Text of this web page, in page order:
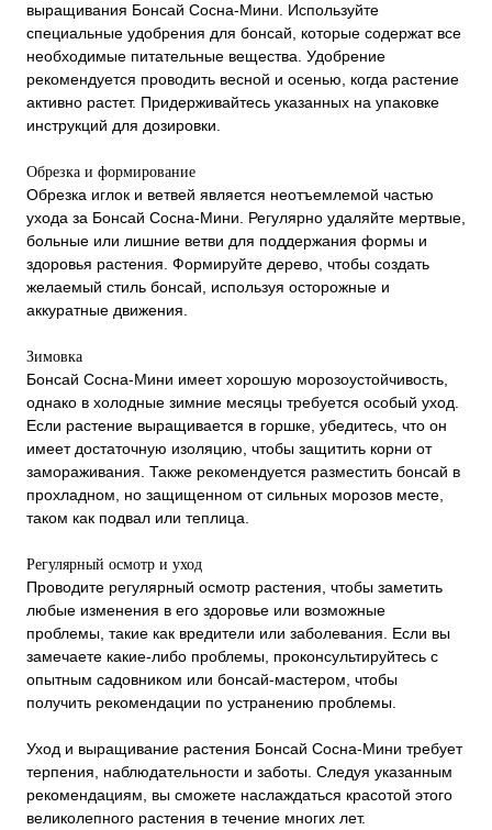
выращивания Бонсай Сосна-Мини. Используйте
специальные удобрения для бонсай, которые содержат все
необходимые питательные вещества. Удобрение
рекомендуется проводить весной и осенью, когда растение
активно растет. Придерживайтесь указанных на упаковке
инструкций для дозировки.
Обрезка и формирование
Обрезка иглок и ветвей является неотъемлемой частью
ухода за Бонсай Сосна-Мини. Регулярно удаляйте мертвые,
больные или лишние ветви для поддержания формы и
здоровья растения. Формируйте дерево, чтобы создать
желаемый стиль бонсай, используя осторожные и
аккуратные движения.
Зимовка
Бонсай Сосна-Мини имеет хорошую морозоустойчивость,
однако в холодные зимние месяцы требуется особый уход.
Если растение выращивается в горшке, убедитесь, что он
имеет достаточную изоляцию, чтобы защитить корни от
замораживания. Также рекомендуется разместить бонсай в
прохладном, но защищенном от сильных морозов месте,
таком как подвал или теплица.
Регулярный осмотр и уход
Проводите регулярный осмотр растения, чтобы заметить
любые изменения в его здоровье или возможные
проблемы, такие как вредители или заболевания. Если вы
замечаете какие-либо проблемы, проконсультируйтесь с
опытным садовником или бонсай-мастером, чтобы
получить рекомендации по устранению проблемы.
Уход и выращивание растения Бонсай Сосна-Мини требует
терпения, наблюдательности и заботы. Следуя указанным
рекомендациям, вы сможете наслаждаться красотой этого
великолепного растения в течение многих лет.